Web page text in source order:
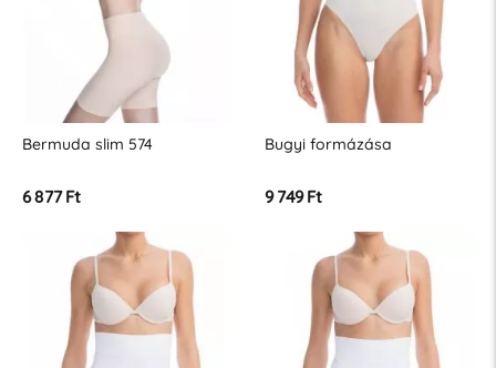
Bermuda slim 574
6 877 Ft
Bugyi formázása
9 749 Ft